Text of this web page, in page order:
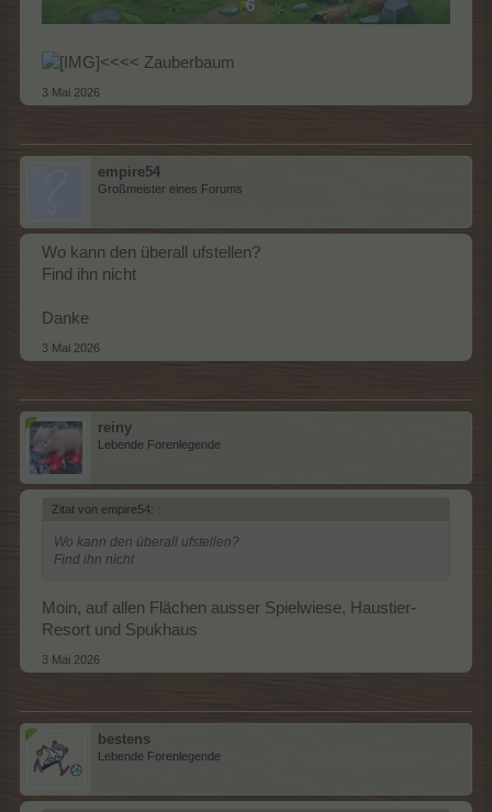
<<<< Zauberbaum
3 Mai 2026
empire54
Großmeister eines Forums
Wo kann den überall ufstellen?
Find ihn nicht
Danke
3 Mai 2026
reiny
Lebende Forenlegende
Zitat von empire54: ↑
Wo kann den überall ufstellen?
Find ihn nicht
Moin, auf allen Flächen ausser Spielwiese, Haustier-
Resort und Spukhaus
3 Mai 2026
bestens
Lebende Forenlegende